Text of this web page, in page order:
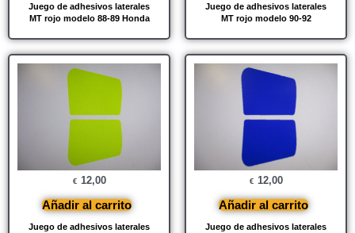
Juego de adhesivos laterales
MT rojo modelo 88-89 Honda
Juego de adhesivos laterales
MT rojo modelo 90-92
Juego de adhesivos laterales
€ 12,00
Añadir al carrito
Juego de adhesivos laterales
€ 12,00
Añadir al carrito